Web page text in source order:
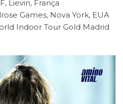
Lievin, França
Games, Nova York, EUA
Indoor Tour Gold Madrid